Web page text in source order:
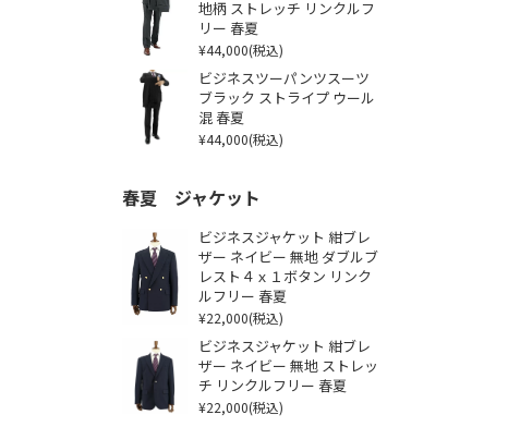
地柄 ストレッチ リンクルフ
リー 春夏
¥44,000(税込)
ビジネスツーパンツスーツ
ブラック ストライプ ウール
混 春夏
¥44,000(税込)
春夏 ジャケット
ビジネスジャケット 紺ブレ
ザー ネイビー 無地 ダブルブ
レスト４ｘ１ボタン リンク
ルフリー 春夏
¥22,000(税込)
ビジネスジャケット 紺ブレ
ザー ネイビー 無地 ストレッ
チ リンクルフリー 春夏
¥22,000(税込)